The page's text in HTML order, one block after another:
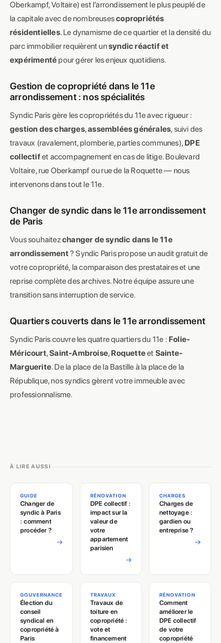
Oberkampf, Voltaire) est l’arrondissement le plus peuplé de
la capitale avec de nombreusescopropriétés
résidentielles. Le dynamisme de ce quartier et la densité du
parc immobilier requièrent unsyndic réactif et
expérimenté pour gérer les enjeux quotidiens.
Gestion de copropriété dans le 11e
arrondissement : nos spécialités
Syndic Paris gère les copropriétés du 11e avec rigueur :
gestion des charges,assemblées générales, suivi des
travaux (ravalement, plomberie, parties communes), DPE
collectifet accompagnement en cas de litige. Boulevard
Voltaire, rue Oberkampf ou rue de la Roquette — nous
intervenons dans tout le 11e.
Changer de syndic dans le 11e arrondissement
de Paris
Vous souhaitezchanger de syndic dans le 11e
arrondissement? Syndic Paris propose un audit gratuit de
votre copropriété, la comparaison des prestataires et une
reprise complète des archives. Notre équipe assure une
transition sans interruption de service.
Quartiers couverts dans le 11e arrondissement
Syndic Paris couvre les quatre quartiers du 11e : Folie-
Méricourt,Saint-Ambroise, Roquetteet Sainte-
Marguerite. De la place de la Bastille à la place de la
République, nos syndics gèrent votre immeuble avec
professionnalisme.
À LIRE AUSSI
GUIDE
Changer de
syndic à Paris
: comment
procéder ?
→
RÉNOVATION
DPE collectif :
impact sur la
valeur de
votre
appartement
parisien
→
CHARGES
Charges de
nettoyage :
gardien ou
entreprise ?
→
GOUVERNANCE
Élection du
conseil
syndical en
copropriété à
Paris
TRAVAUX
Travaux de
toiture en
copropriété :
vote et
financement
RÉNOVATION
Comment
améliorer le
DPE collectif
de votre
copropriété